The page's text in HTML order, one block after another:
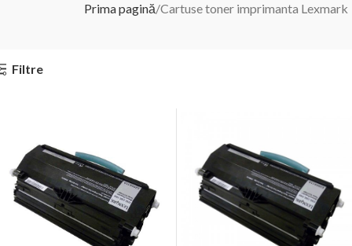
Prima pagină Cartuse toner imprimanta Lexmark
Filtre